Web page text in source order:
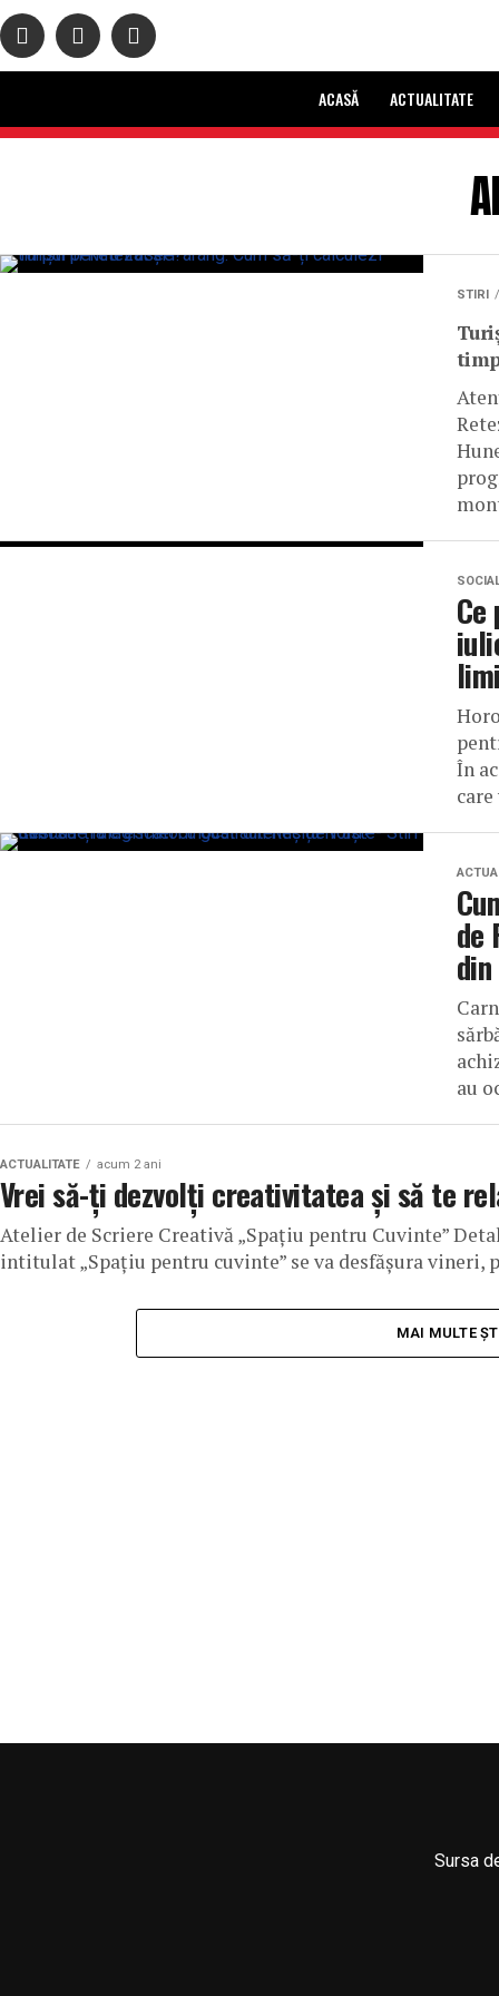
ACASĂ ACTUALITATE
STIRI
În
care
de
au
ACTUALITATE acum 2 ani
Vrei să-ți dezvolți creativitatea și să te
Atelier de Scriere Creativă „Spațiu pentru Cuvinte”
intitulat „Spațiu pentru cuvinte” se va desfășura vineri,
MAI MULTE
Sursa